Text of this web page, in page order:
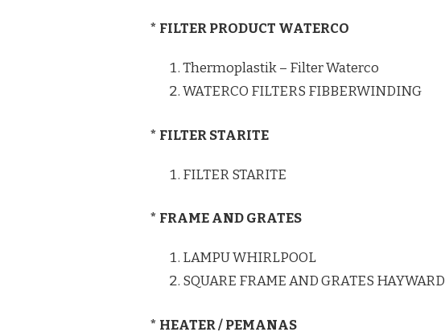
* FILTER PRODUCT WATERCO
Thermoplastik – Filter Waterco
WATERCO FILTERS FIBBERWINDING
* FILTER STARITE
FILTER STARITE
* FRAME AND GRATES
LAMPU WHIRLPOOL
SQUARE FRAME AND GRATES HAYWARD
* HEATER / PEMANAS